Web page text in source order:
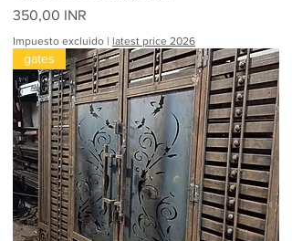
Precio
350,00 INR
Impuesto excluido | latest price 2026
gates